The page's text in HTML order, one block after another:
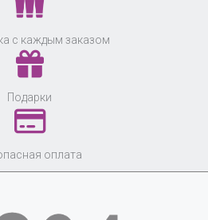
с каждым заказом
Подарки
оплата